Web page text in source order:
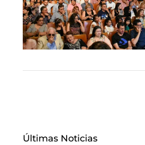
Últimas Noticias